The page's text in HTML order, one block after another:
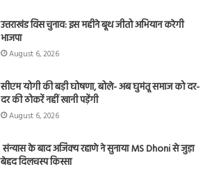
उत्तराखंड विस चुनाव: इस महीने बूथ जीतो अभियान करेगी
भाजपा
August 6, 2026
सीएम योगी की बड़ी घोषणा, बोले- अब घुमंतू समाज को दर-
दर की ठोकरें नहीं खानी पड़ेंगी
August 6, 2026
संन्यास के बाद अजिंक्‍य रहाणे ने सुनाया MS Dhoni से जुड़ा
बेहद दिलचस्प किस्सा